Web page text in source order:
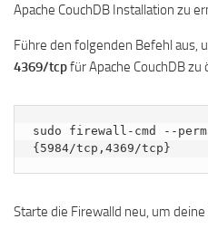
Apache CouchDB Installation zu
Führe den folgenden Befehl aus,
4369/tcpfür Apache CouchDB zu
sudo firewall-cmd --
{5984/tcp,4369/tcp}
Starte die Firewalld neu, um